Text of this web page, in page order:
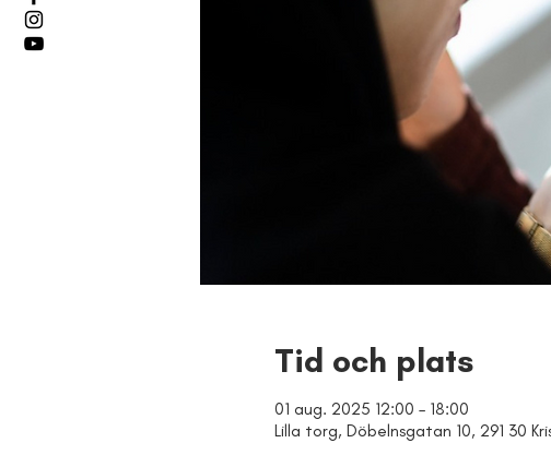
Tid och plats
01 aug. 2025 12:00 – 18:00
Lilla torg, Döbelnsgatan 10, 291 30